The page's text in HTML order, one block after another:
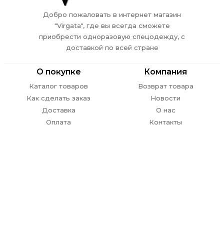
Добро пожаловать в интернет магазин
"Virgata", где вы всегда сможете
приобрести одноразовую спецодежду, с
доставкой по всей стране
О покупке
Каталог товаров
Как сделать заказ
Доставка
Оплата
Компания
Возврат товара
Новости
О нас
Контакты